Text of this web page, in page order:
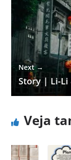
Next →
Story | Li-Li
Veja